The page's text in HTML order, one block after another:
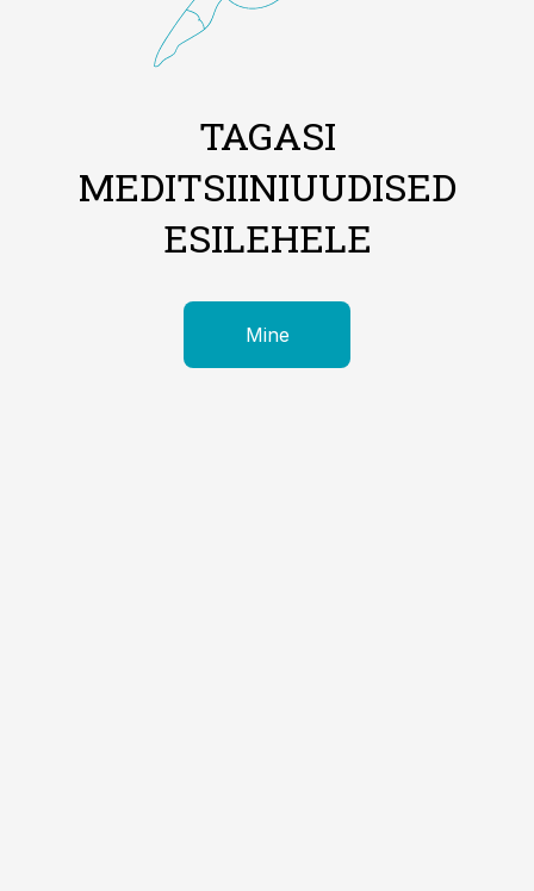
TAGASI
MEDITSIINIUUDISED
ESILEHELE
Mine